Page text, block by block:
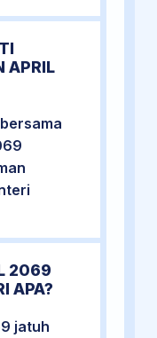
APRIL
2069
APA?
jatuh